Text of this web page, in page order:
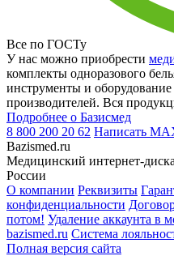
Все по ГОСТу
У нас можно приобрести
комплекты одноразового
инструменты и
производителей. Вся
Подробнее о Базисмед
8 800 200 20 62 Написать
Bazismed.ru
Медицинский интернет-
России
О компании Реквизиты
конфиденциальности
потом! Удаление аккаунта в
bazismed.ru Система
Полная версия сайта